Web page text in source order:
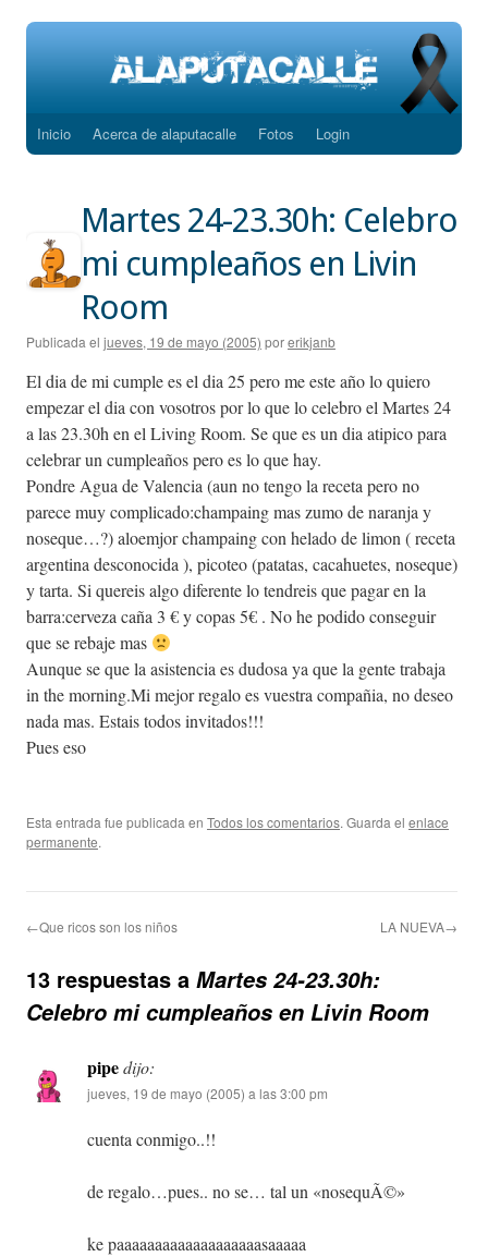
Saltar
Inicio Acerca de alaputacalle Fotos Login
Martes 24-23.30h: Celebro
mi cumpleaños en Livin
Room
Publicada el jueves, 19 de mayo (2005) porerikjanb
El dia de mi cumple es el dia 25 pero me este año lo quiero
empezar el dia con vosotros por lo que lo celebro el Martes 24
a las 23.30h en el Living Room. Se que es un dia atipico para
celebrar un cumpleaños pero es lo que hay.
Pondre Agua de Valencia (aun no tengo la receta pero no
parece muy complicado:champaing mas zumo de naranja y
noseque…?) aloemjor champaing con helado de limon ( receta
argentina desconocida ), picoteo (patatas, cacahuetes, noseque)
y tarta. Si quereis algo diferente lo tendreis que pagar en la
barra:cerveza caña 3 € y copas 5€ . No he podido conseguir
que se rebaje mas
Aunque se que la asistencia es dudosa ya que la gente trabaja
in the morning.Mi mejor regalo es vuestra compañia, no deseo
nada mas. Estais todos invitados!!!
Pues eso
Esta entrada fue publicada en Todos los comentarios. Guarda el enlace
permanente.
←Que ricos son los niños LA NUEVA→
13 respuestas a Martes 24-23.30h:
Celebro mi cumpleaños en Livin Room
pipedijo:
jueves, 19 de mayo (2005) a las 3:00 pm
cuenta conmigo..!!
de regalo…pues.. no se… tal un «nosequÃ©»
ke paaaaaaaaaaaaaaaaaaasaaaaa